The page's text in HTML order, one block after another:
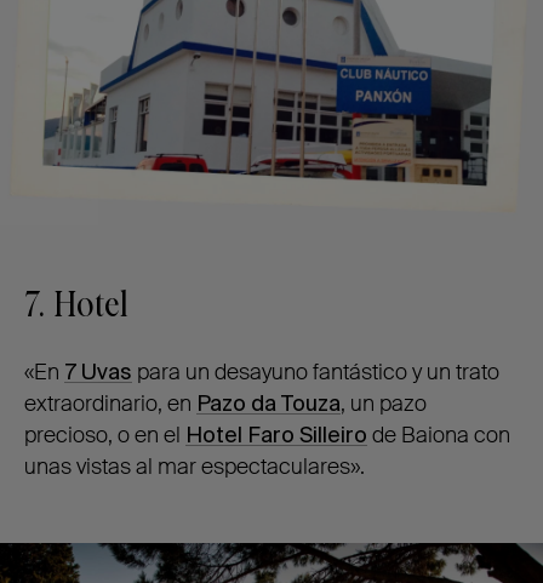
7. Hotel
«En 7 Uvas para un desayuno fantástico y un trato
extraordinario, en Pazo da Touza, un pazo
precioso, o en el Hotel Faro Silleiro de Baiona con
unas vistas al mar espectaculares».